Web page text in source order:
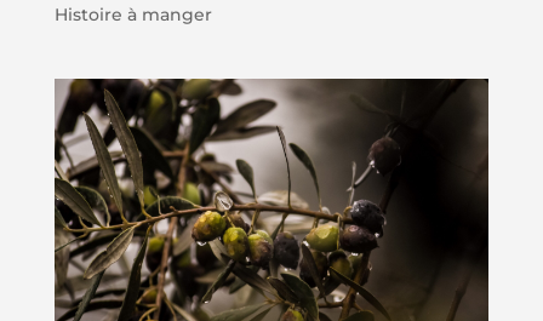
Histoire à manger